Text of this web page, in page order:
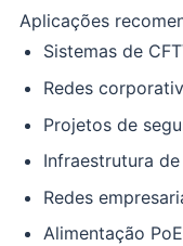
Aplicações
Sistemas de
Redes
Projetos de
Infraestrutura
Redes
Alimentação